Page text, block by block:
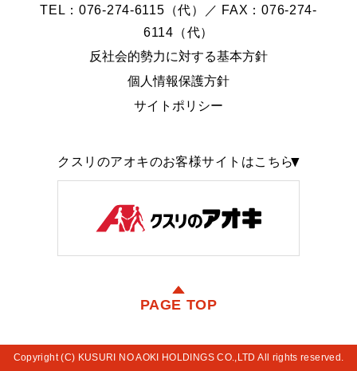
TEL：076-274-6115（代）／ FAX：076-274-
6114（代）
反社会的勢力に対する基本方針
個人情報保護方針
サイトポリシー
クスリのアオキのお客様サイトはこちら
PAGE TOP
Copyright (C) KUSURI NO AOKI HOLDINGS CO.,LTD All rights reserved.